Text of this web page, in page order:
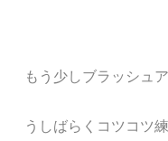
もう少しブラッシュ
うしばらくコツコツ